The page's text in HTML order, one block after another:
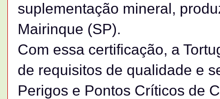
suplementação mineral,
Mairinque (SP).
Com essa certificação, a
de requisitos de qualidade e
Perigos e Pontos Críticos de